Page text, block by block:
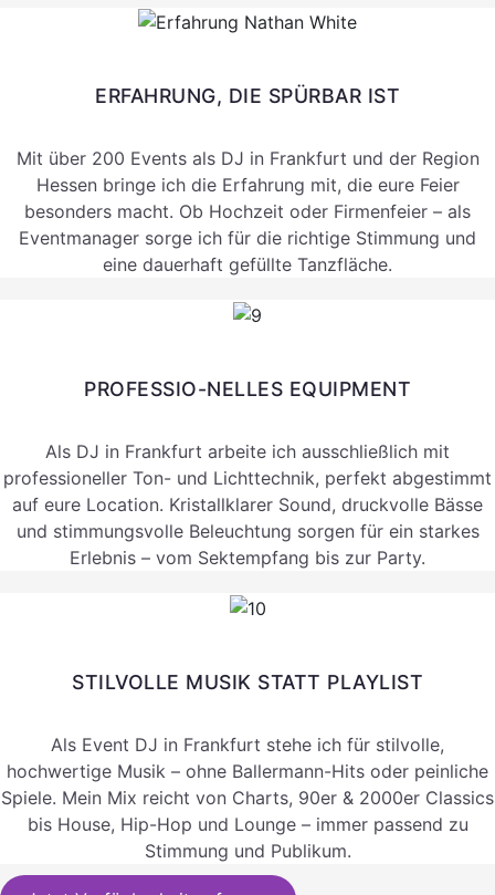
ERFAHRUNG, DIE SPÜRBAR IST
Mit über 200 Events als DJ in Frankfurt und der Region
Hessen bringe ich die Erfahrung mit, die eure Feier
besonders macht. Ob Hochzeit oder Firmenfeier – als
Eventmanager sorge ich für die richtige Stimmung und
eine dauerhaft gefüllte Tanzfläche.
PROFESSIO-NELLES EQUIPMENT
Als DJ in Frankfurt arbeite ich ausschließlich mit
professioneller Ton- und Lichttechnik, perfekt abgestimmt
auf eure Location. Kristallklarer Sound, druckvolle Bässe
und stimmungsvolle Beleuchtung sorgen für ein starkes
Erlebnis – vom Sektempfang bis zur Party.
STILVOLLE MUSIK STATT PLAYLIST
Als Event DJ in Frankfurt stehe ich für stilvolle,
hochwertige Musik – ohne Ballermann-Hits oder peinliche
Spiele. Mein Mix reicht von Charts, 90er & 2000er Classics
bis House, Hip-Hop und Lounge – immer passend zu
Stimmung und Publikum.